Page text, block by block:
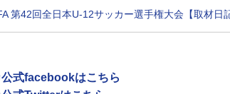
第42回全日本U-12サッカー選手権大会【取材日
公式facebookはこちら